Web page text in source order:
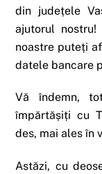
din județele
ajutorul
noastre puteți
datele bancare
Vă îndemn,
împărtășiți cu
des, mai ales în
Astăzi, cu